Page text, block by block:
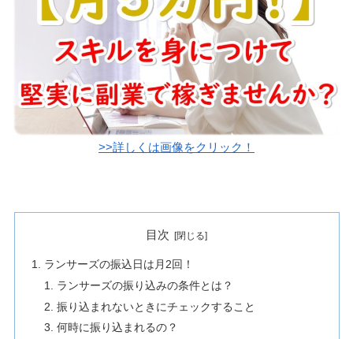
>>詳しくは画像をクリック！
目次
ランサーズの振込日は月2回！
ランサーズの振り込みの条件とは？
振り込まれないときにチェックすること
何時に振り込まれるの？